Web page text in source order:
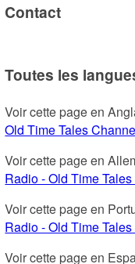
Contact
Toutes les
Voir cette page en
Old Time Tales
Voir cette page en
Radio - Old Time
Voir cette page en
Radio - Old Time
Voir cette page en